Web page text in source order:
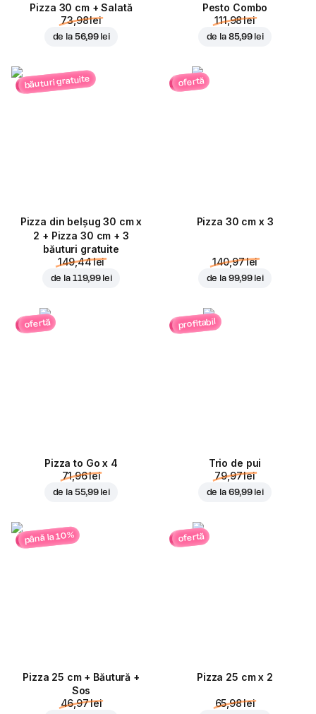
Pizza 30 cm + Salată
73,98 lei
de la 56,99 lei
Pesto Combo
111,98 lei
de la 85,99 lei
băuturi gratuite
Pizza din belșug 30 cm x
2 + Pizza 30 cm + 3
băuturi gratuite
149,44 lei
de la 119,99 lei
ofertă
Pizza 30 cm x 3
140,97 lei
de la 99,99 lei
ofertă
Pizza to Go x 4
71,96 lei
de la 55,99 lei
profitabil
Trio de pui
79,97 lei
de la 69,99 lei
până la 10%
Pizza 25 cm + Băutură +
Sos
46,97 lei
ofertă
Pizza 25 cm x 2
65,98 lei